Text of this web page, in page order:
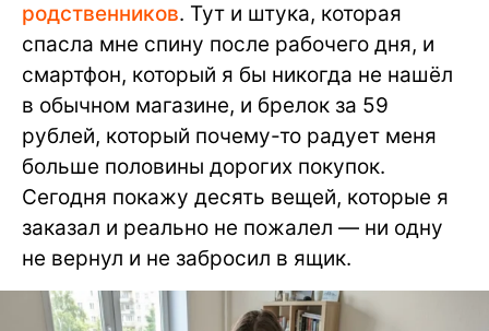
родственников. Тут и штука, которая
спасла мне спину после рабочего дня, и
смартфон, который я бы никогда не нашёл
в обычном магазине, и брелок за 59
рублей, который почему-то радует меня
больше половины дорогих покупок.
Сегодня покажу десять вещей, которые я
заказал и реально не пожалел — ни одну
не вернул и не забросил в ящик.